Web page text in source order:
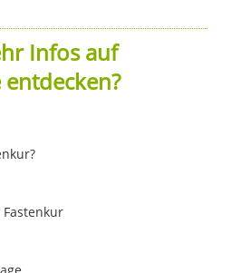
Infos auf
Fastenkur